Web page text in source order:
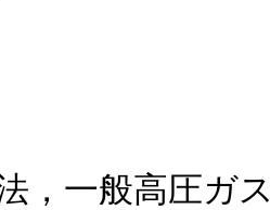
，一般高圧ガ